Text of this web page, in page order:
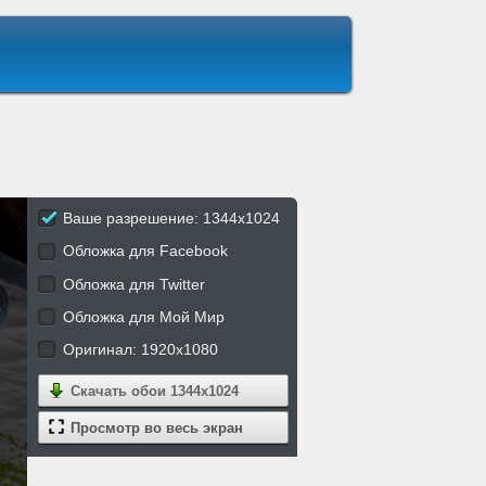
Ваше разрешение: 1344x1024
Обложка для Facebook
Обложка для Twitter
Обложка для Мой Мир
Оригинал: 1920x1080
Скачать обои 1344x1024
Просмотр во весь экран